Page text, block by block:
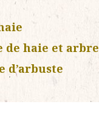
de haie et arbre